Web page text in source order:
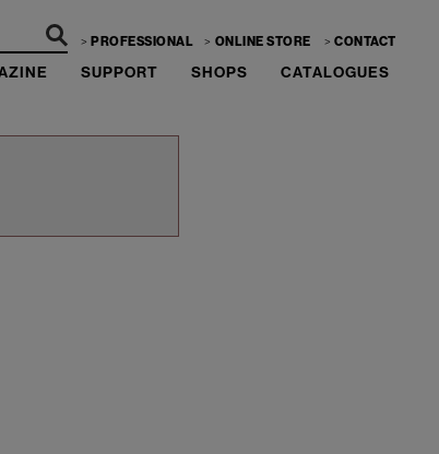
PROFESSIONAL ONLINE STORE CONTACT
SUPPORT SHOPS CATALOGUES